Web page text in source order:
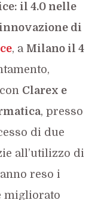
il 4.0 nelle
di
, a Milano il 4
Clarex e
, presso
di due
all’utilizzo di
reso i
migliorato